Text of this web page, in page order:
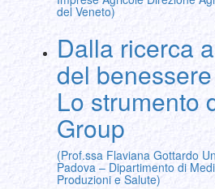
del Veneto)
Dalla ricerca
del
Lo strumento
Group
(Prof.ssa Flaviana Gottardo
Padova – Dipartimento di
Produzioni e Salute)